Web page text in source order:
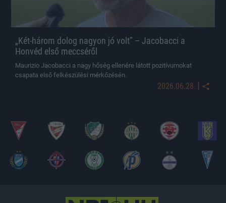
„Két-három dolog nagyon jó volt” – Jacobacci a
Honvéd első meccséről
Maurizio Jacobacci a nagy hőség ellenére látott pozitívumokat
csapata első felkészülési mérkőzésén.
2026.06.28. |